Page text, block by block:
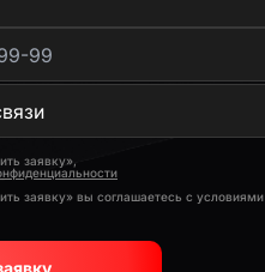
заявку»,
заявку» вы соглашаетесь с условиями